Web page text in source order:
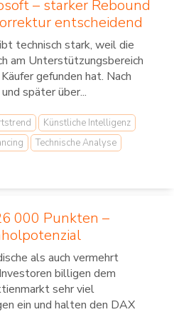
– starker Rebound
entscheidend
technisch stark, weil die
am Unterstützungsbereich
gefunden hat. Nach
später über...
Künstliche Intelligenz
Technische Analyse
000 Punkten –
als auch vermehrt
billigen dem
sehr viel
ein und halten den DAX